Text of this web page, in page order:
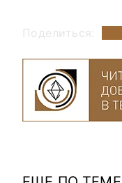
Поделиться: